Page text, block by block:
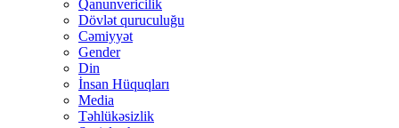
Qanunvericilik
Dövlət quruculuğu
Cəmiyyət
Gender
Din
İnsan Hüquqları
Media
Təhlükəsizlik